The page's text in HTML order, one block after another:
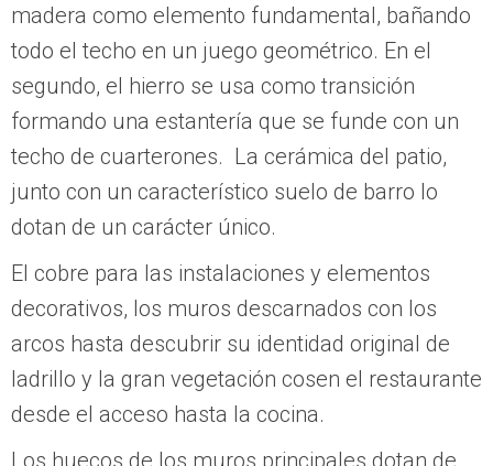
madera como elemento fundamental, bañando
todo el techo en un juego geométrico. En el
segundo, el hierro se usa como transición
formando una estantería que se funde con un
techo de cuarterones. La cerámica del patio,
junto con un característico suelo de barro lo
dotan de un carácter único.
El cobre para las instalaciones y elementos
decorativos, los muros descarnados con los
arcos hasta descubrir su identidad original de
ladrillo y la gran vegetación cosen el restaurante
desde el acceso hasta la cocina.
Los huecos de los muros principales dotan de